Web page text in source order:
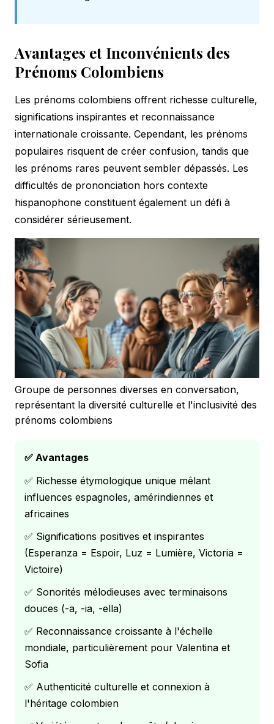
Avantages et Inconvénients des
Prénoms Colombiens
Les prénoms colombiens offrent richesse culturelle,
significations inspirantes et reconnaissance
internationale croissante. Cependant, les prénoms
populaires risquent de créer confusion, tandis que
les prénoms rares peuvent sembler dépassés. Les
difficultés de prononciation hors contexte
hispanophone constituent également un défi à
considérer sérieusement.
Groupe de personnes diverses en conversation,
représentant la diversité culturelle et l'inclusivité des
prénoms colombiens
✅ Avantages
✅ Richesse étymologique unique mêlant
influences espagnoles, amérindiennes et
africaines
✅ Significations positives et inspirantes
(Esperanza = Espoir, Luz = Lumière, Victoria =
Victoire)
✅ Sonorités mélodieuses avec terminaisons
douces (-a, -ia, -ella)
✅ Reconnaissance croissante à l'échelle
mondiale, particulièrement pour Valentina et
Sofia
✅ Authenticité culturelle et connexion à
l'héritage colombien